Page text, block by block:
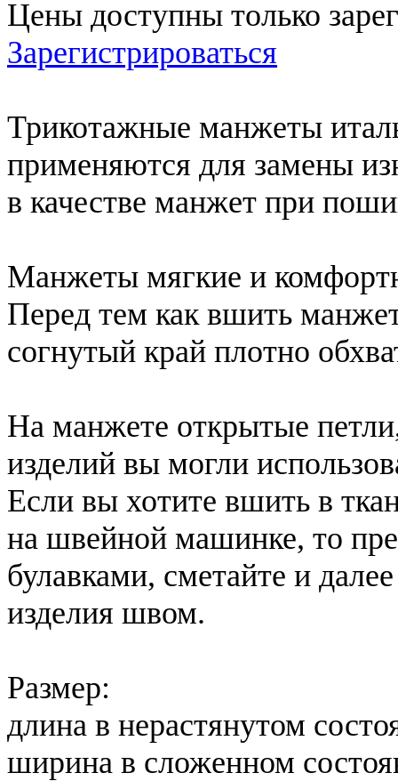
Цены доступны только
Зарегистрироваться
Трикотажные манжеты
применяются для замены
в качестве манжет при
Манжеты мягкие и
Перед тем как вшить
согнутый край плотно
На манжете открытые
изделий вы могли
Если вы хотите вшить в
на швейной машинке, то
булавками, сметайте и
изделия швом.
Размер:
длина в нерастянутом
ширина в сложенном